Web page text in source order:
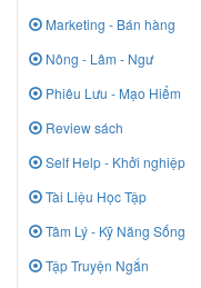
Marketing - Bán hàng
Nông - Lâm - Ngư
Phiêu Lưu - Mạo Hiểm
Review sách
Self Help - Khởi nghiệp
Tài Liệu Học Tập
Tâm Lý - Kỹ Năng Sống
Tập Truyện Ngắn